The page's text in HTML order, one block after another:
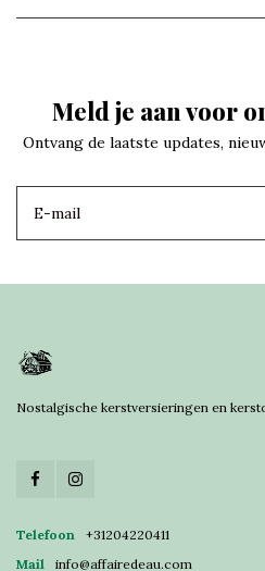
Meld je aan voor
Ontvang de laatste updates,
Nostalgische kerstversieringen en
Telefoon
+31204220411
Mail
info@affairedeau.com